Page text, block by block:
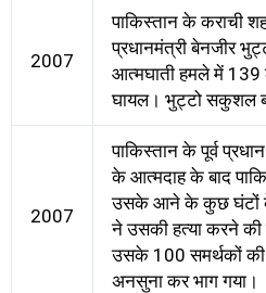
2007
पाकिस्तान के कराची
प्रधानमंत्री बेनजीर
आत्मघाती हमले में 139
घायल। भुट्टो सकुशल
2007
पाकिस्तान के पूर्व
के आत्मदाह के बाद
उसके आने के कुछ घंटों के
ने उसकी हत्या करने की
उसके 100 समर्थकों की
अनसुना कर भाग गया।